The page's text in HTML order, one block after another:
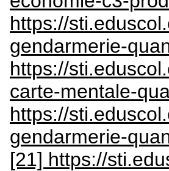
https://
gendarmerie-
https://
carte-mentale-
https://
gendarmerie-
[21] https://